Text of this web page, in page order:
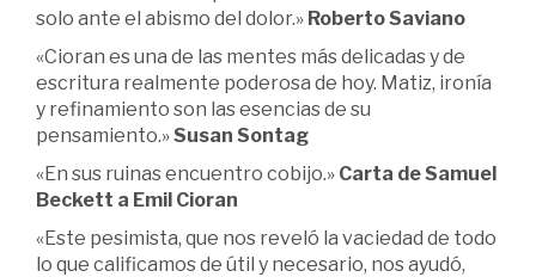
solo ante el abismo del dolor.» Roberto Saviano
«Cioran es una de las mentes más delicadas y de
escritura realmente poderosa de hoy. Matiz, ironía
y refinamiento son las esencias de su
pensamiento.»Susan Sontag
«En sus ruinas encuentro cobijo.» Carta de Samuel
Beckett a Emil Cioran
«Este pesimista, que nos reveló la vaciedad de todo
lo que calificamos de útil y necesario, nos ayudó,